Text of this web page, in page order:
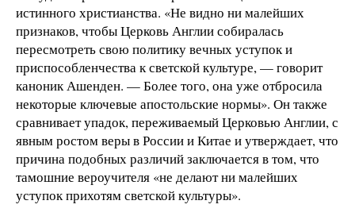
истинного христианства. «Не видно ни малейших
признаков, чтобы Церковь Англии собиралась
пересмотреть свою политику вечных уступок и
приспособленчества к светской культуре, — говорит
каноник Ашенден. — Более того, она уже отбросила
некоторые ключевые апостольские нормы». Он также
сравнивает упадок, переживаемый Церковью Англии, с
явным ростом веры в России и Китае и утверждает, что
причина подобных различий заключается в том, что
тамошние вероучителя «не делают ни малейших
уступок прихотям светской культуры».